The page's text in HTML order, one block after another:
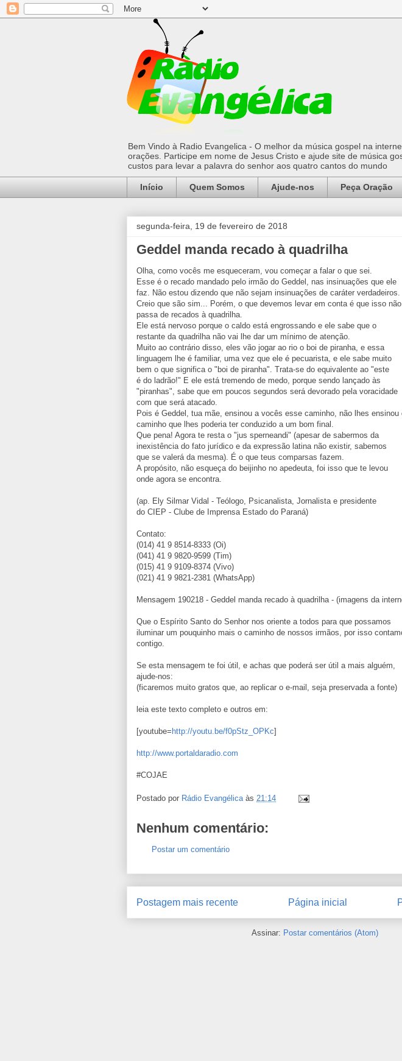
Bem Vindo à Radio Evangelica - O melhor da música gospel na
orações. Participe em nome de Jesus Cristo e ajude site de música
custos para levar a palavra do senhor aos quatro cantos do mundo
Início Quem Somos Ajude-nos Peça Oração
segunda-feira, 19 de fevereiro de 2018
Geddel manda recado à quadrilha
Olha, como vocês me esqueceram, vou começar a falar o que sei.
Esse é o recado mandado pelo irmão do Geddel, nas insinuações que ele
faz. Não estou dizendo que não sejam insinuações de caráter verdadeiros.
Creio que são sim... Porém, o que devemos levar em conta é que isso não
passa de recados à quadrilha.
Ele está nervoso porque o caldo está engrossando e ele sabe que o
restante da quadrilha não vai lhe dar um mínimo de atenção.
Muito ao contrário disso, eles vão jogar ao rio o boi de piranha, e essa
linguagem lhe é familiar, uma vez que ele é pecuarista, e ele sabe muito
bem o que significa o "boi de piranha". Trata-se do equivalente ao "este
é do ladrão!" E ele está tremendo de medo, porque sendo lançado às
"piranhas", sabe que em poucos segundos será devorado pela voracidade
com que será atacado.
Pois é Geddel, tua mãe, ensinou a vocês esse caminho, não lhes ensinou
caminho que lhes poderia ter conduzido a um bom final.
Que pena! Agora te resta o "jus sperneandi" (apesar de sabermos da
inexistência do fato jurídico e da expressão latina não existir, sabemos
que se valerá da mesma). É o que teus comparsas fazem.
A propósito, não esqueça do beijinho no apedeuta, foi isso que te levou
onde agora se encontra.
(ap. Ely Silmar Vidal - Teólogo, Psicanalista, Jornalista e presidente
do CIEP - Clube de Imprensa Estado do Paraná)
Contato:
(014) 41 9 8514-8333 (Oi)
(041) 41 9 9820-9599 (Tim)
(015) 41 9 9109-8374 (Vivo)
(021) 41 9 9821-2381 (WhatsApp)
Mensagem 190218 - Geddel manda recado à quadrilha - (imagens da
Que o Espírito Santo do Senhor nos oriente a todos para que possamos
iluminar um pouquinho mais o caminho de nossos irmãos, por isso
contigo.
Se esta mensagem te foi útil, e achas que poderá ser útil a mais alguém,
ajude-nos:
(ficaremos muito gratos que, ao replicar o e-mail, seja preservada a fonte)
leia este texto completo e outros em:
[youtube= http://youtu.be/f0pStz_OPKc]
http://www.portaldaradio.com
#COJAE
Postado por Rádio Evangélica às 21:14
Nenhum comentário:
Postar um comentário
Postagem mais recente Página inicial
Assinar: Postar comentários (Atom)